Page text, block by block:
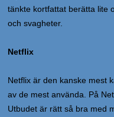
tänkte kortfattat berätta lite
och svagheter.
Netflix
Netflix är den kanske mest
av de mest använda. På
Utbudet är rätt så bra med